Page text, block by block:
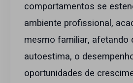
comportamentos se
ambiente profissional,
mesmo familiar, afetando
autoestima, o
oportunidades de